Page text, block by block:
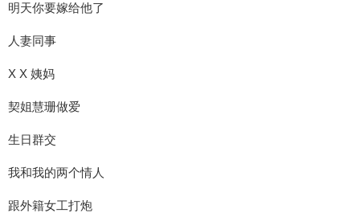
明天你要嫁给他了
人妻同事
X X 姨妈
契姐慧珊做爱
生日群交
我和我的两个情人
跟外籍女工打炮